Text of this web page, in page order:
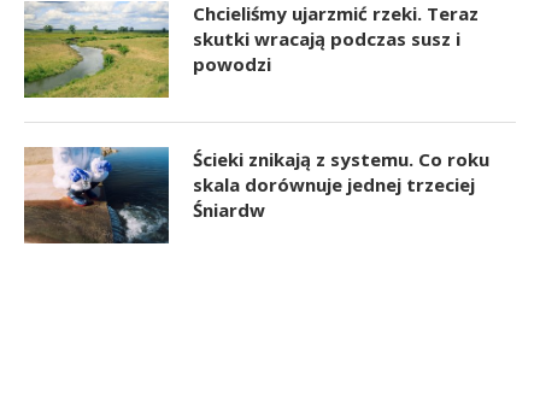
Chcieliśmy ujarzmić rzeki. Teraz
skutki wracają podczas susz i
powodzi
Ścieki znikają z systemu. Co roku
skala dorównuje jednej trzeciej
Śniardw